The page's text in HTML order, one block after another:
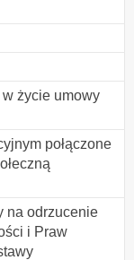
życie umowy
połączone
na odrzucenie
i Praw